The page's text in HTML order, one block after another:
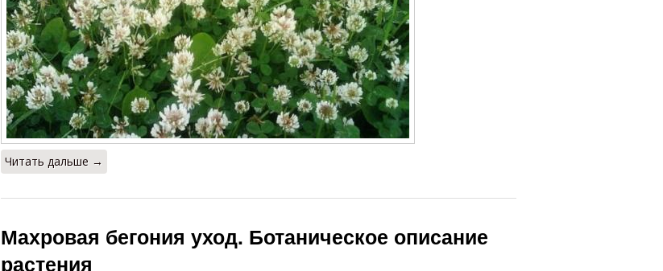
Читать дальше →
Махровая бегония уход. Ботаническое описание
растения